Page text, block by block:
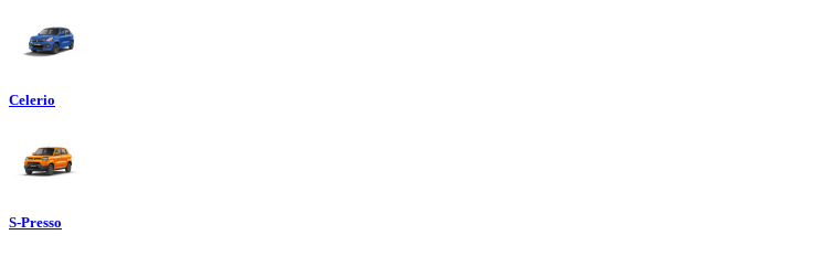
Celerio
S-Presso